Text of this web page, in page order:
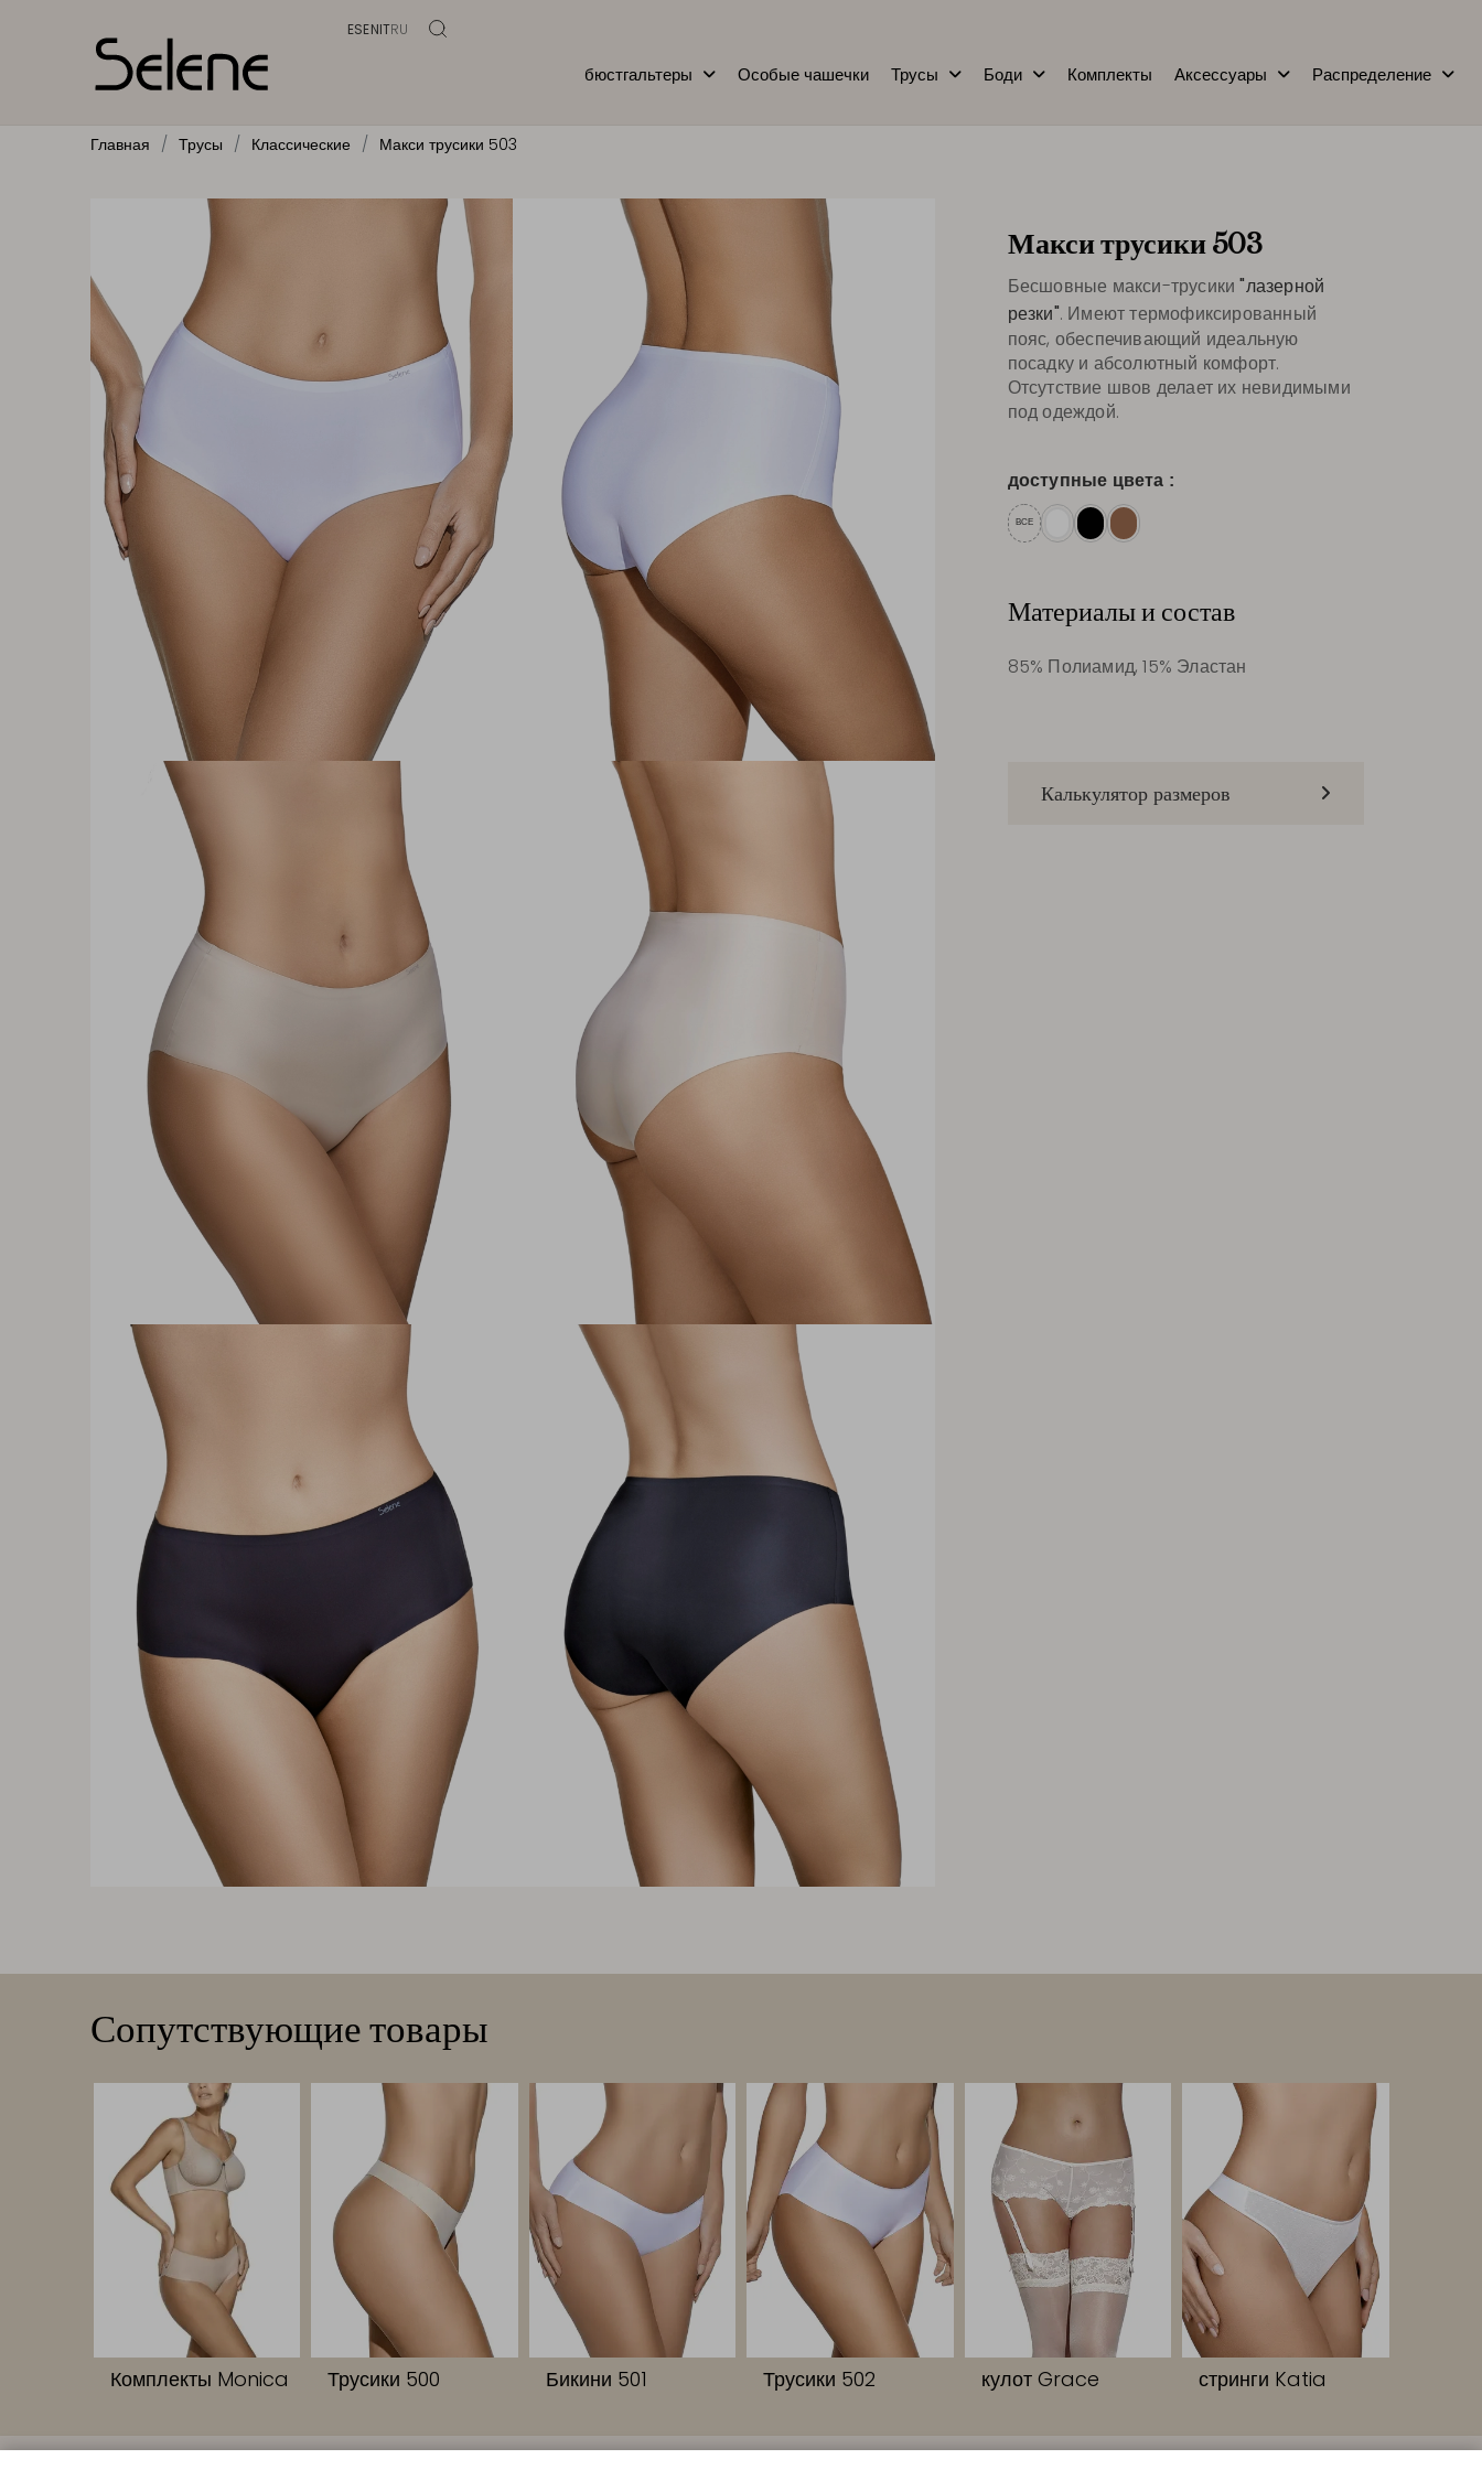
ESENITRU
бюстгальтеры Особые чашечки Трусы Боди Комплекты Аксессуары Распределение
Главная Трусы Классические Макси трусики 503
Макси трусики 503
Бесшовные макси-трусики"лазерной
резки". Имеют термофиксированный
пояс, обеспечивающий идеальную
посадку и абсолютный комфорт.
Отсутствие швов делает их невидимыми
под одеждой.
доступные цвета :
ВСЕ
Материалы и состав
85% Полиамид, 15% Эластан
Калькулятор размеров
Сопутствующие товары
Комплекты Monica Трусики 500 Бикини 501 Трусики 502 кулот Grace стринги Katia